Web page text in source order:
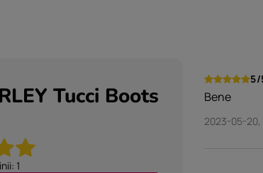
Tucci Boots
1
5/
Bene
2023-05-20